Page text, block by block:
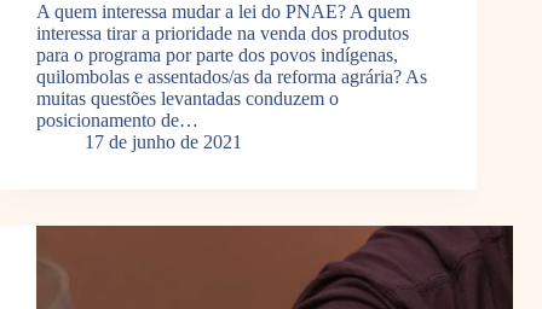
A quem interessa mudar a lei do PNAE? A quem
interessa tirar a prioridade na venda dos produtos
para o programa por parte dos povos indígenas,
quilombolas e assentados/as da reforma agrária? As
muitas questões levantadas conduzem o
posicionamento de…
17 de junho de 2021